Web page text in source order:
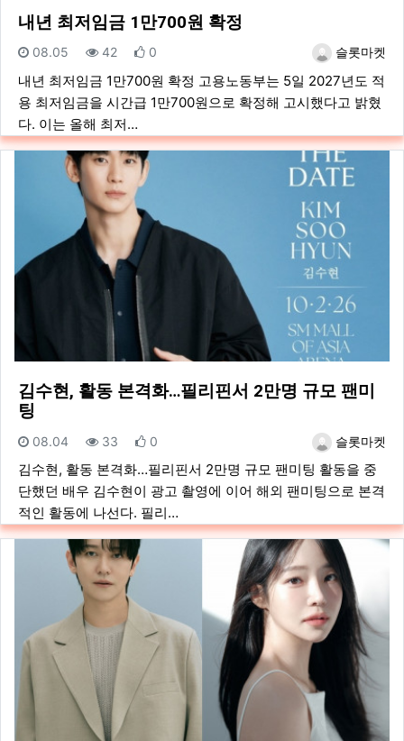
내년 최저임금 1만700원 확정
등록자슬롯마켓
등록일
08.05 조회
42 추천
0
내년 최저임금 1만700원 확정 고용노동부는 5일 2027년도 적
용 최저임금을 시간급 1만700원으로 확정해 고시했다고 밝혔
다. 이는 올해 최저…
김수현, 활동 본격화…필리핀서 2만명 규모 팬미
팅
등록자슬롯마켓
등록일
08.04 조회
33 추천
0
김수현, 활동 본격화…필리핀서 2만명 규모 팬미팅 활동을 중
단했던 배우 김수현이 광고 촬영에 이어 해외 팬미팅으로 본격
적인 활동에 나선다. 필리…